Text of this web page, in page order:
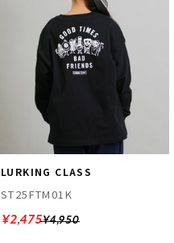
LURKING CLASS
ST25FTM01K
¥4,950
¥2,475